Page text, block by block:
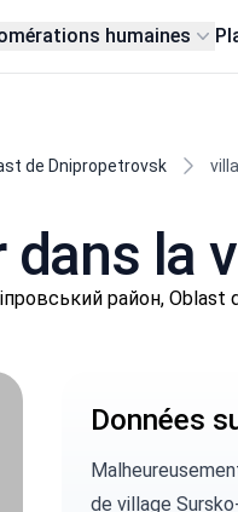
humaines
de Dnipropetrovsk
dans la
район, Oblast
Données
de village